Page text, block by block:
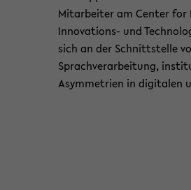
Mit­ar­bei­ter am Cen­ter for
Innovations-​ und
sich an der Schnitt­stel­le
Sprach­ver­ar­bei­tung,
Asym­me­trien in di­gi­ta­len